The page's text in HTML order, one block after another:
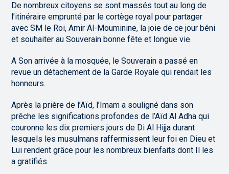
De nombreux citoyens se sont massés tout au long de
l’itinéraire emprunté par le cortège royal pour partager
avec SM le Roi, Amir Al-Mouminine, la joie de ce jour béni
et souhaiter au Souverain bonne fête et longue vie.
A Son arrivée à la mosquée, le Souverain a passé en
revue un détachement de la Garde Royale qui rendait les
honneurs.
Après la prière de l’Aïd, l’Imam a souligné dans son
prêche les significations profondes de l’Aïd Al Adha qui
couronne les dix premiers jours de Di Al Hijja durant
lesquels les musulmans raffermissent leur foi en Dieu et
Lui rendent grâce pour les nombreux bienfaits dont Il les
a gratifiés.